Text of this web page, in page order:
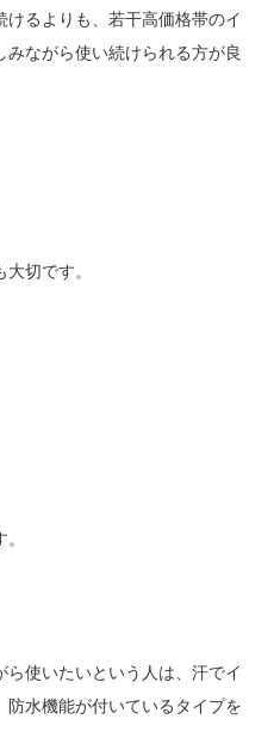
けるよりも、若干高価格帯のイ
ながら使い続けられる方が良
切です。
使いたいという人は、汗でイ
水機能が付いているタイプを